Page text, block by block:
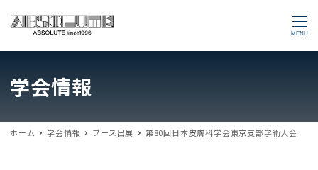
MENU
学会情報
ホーム 学会情報 ブース出展 第80回日本皮膚科学会東京支部学術大会